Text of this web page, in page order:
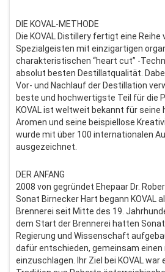
DIE KOVAL-METHODE
Die KOVAL Distillery fertigt eine Reihe
Spezialgeisten mit einzigartigen
charakteristischen “heart cut” -
absolut besten Destillatqualität.
Vor- und Nachlauf der Destillation
beste und hochwertigste Teil für die
KOVAL ist weltweit bekannt für seine
Aromen und seine beispiellose
wurde mit über 100 internationalen
ausgezeichnet.
DER ANFANG
2008 von gegründet Ehepaar Dr.
Sonat Birnecker Hart begann KOVAL
Brennerei seit Mitte des 19.
dem Start der Brennerei hatten
Regierung und Wissenschaft
dafür entschieden, gemeinsam einen
einzuschlagen. Ihr Ziel bei KOVAL